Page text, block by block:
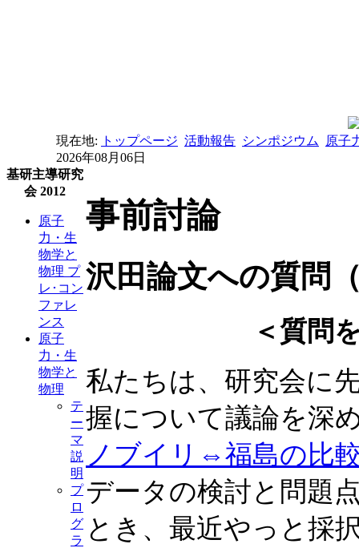
現在地: トップページ 活動報告 シンポジウム
原子
2026年08月06日
基研主導研究
会 2012
原子
力・生
物学と
物理 プ
レ･コン
ファレ
ンス
原子
力・生
物学と
物理
テ
ー
マ
説
明
プ
ロ
グ
ラ
事前討論
沢田論文への質問
＜質問
私たちは、研究会に
握について議論を深
ノブイリ⇔福島の比
データの検討と問題
とき、最近やっと採